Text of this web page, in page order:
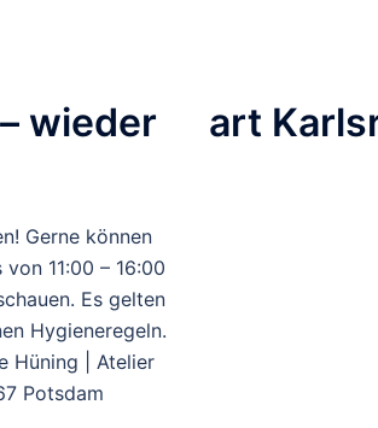
wieder
Gerne können
11:00 – 16:00
Es gelten
Hygieneregeln.
Hüning | Atelier
Potsdam
art